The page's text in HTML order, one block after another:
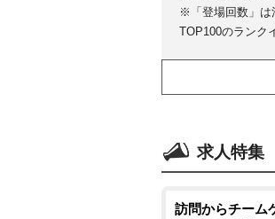
※「登場回数」は
TOP100のランク
求人特集
訪問からチーム